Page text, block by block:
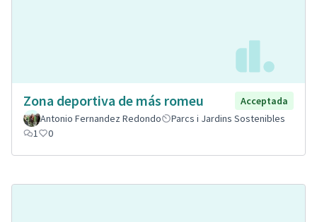
Zona deportiva de más romeu
Acceptada
Antonio Fernandez Redondo
Parcs i Jardins Sostenibles
1
0